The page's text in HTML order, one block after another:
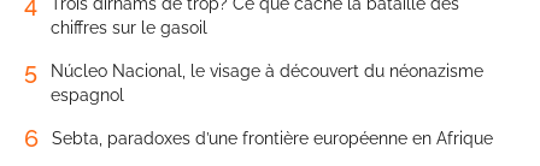
chiffres sur le gasoil
5
Núcleo Nacional, le visage à découvert du néonazisme
espagnol
6 Sebta, paradoxes d’une frontière européenne en Afrique